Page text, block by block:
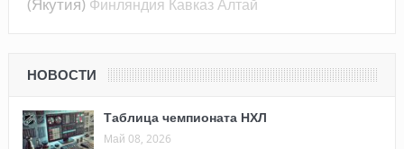
Финляндия КавказАлтай
НОВОСТИ
Таблица чемпионата НХЛ
Май 08, 2026